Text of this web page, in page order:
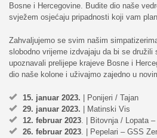
Bosne i Hercegovine. Budite dio naše
svježem osjećaju pripadnosti koji vam
Zahvaljujemo se svim našim
slobodno vrijeme izdvajaju da bi se družili
upoznavali prelijepe krajeve Bosne i
dio naše kolone i uživajmo zajedno u
15. januar 2023. | Ponijeri / Tajan
29. januar 2023. | Matinski Vis
12. februar 2023. | Bitovnja / Lopata
26. februar 2023. | Pepelari – GSS